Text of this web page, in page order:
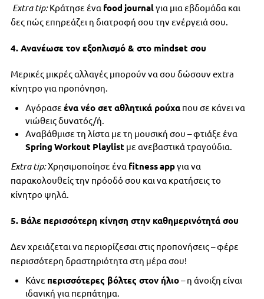
Extra tip:Κράτησε ένα food journalγια μια εβδομάδα και
δες πώς επηρεάζει η διατροφή σου την ενέργειά σου.
4. Ανανέωσε τον εξοπλισμό & στο mindset σου
Μερικές μικρές αλλαγές μπορούν να σου δώσουν extra
κίνητρο για προπόνηση.
Αγόρασε ένα νέο σετ αθλητικά ρούχαπου σε κάνει να
νιώθεις δυνατός/ή.
Αναβάθμισε τη λίστα με τη μουσική σου – φτιάξε ένα
Spring Workout Playlist με ανεβαστικά τραγούδια.
Extra tip:Χρησιμοποίησε ένα fitnessappγια να
παρακολουθείς την πρόοδό σου και να κρατήσεις το
κίνητρο ψηλά.
5. Βάλε περισσότερη κίνηση στην καθημερινότητά σου
Δεν χρειάζεται να περιορίζεσαι στις προπονήσεις – φέρε
περισσότερη δραστηριότητα στη μέρα σου!
Κάνε περισσότερες βόλτες στον ήλιο– η άνοιξη είναι
ιδανική για περπάτημα.